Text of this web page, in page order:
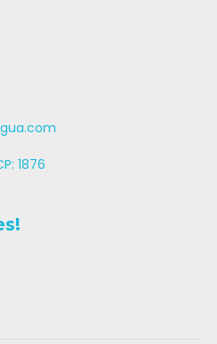
1876